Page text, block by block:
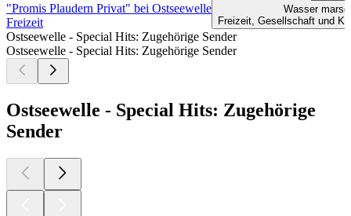
"Promis Plaudern Privat" bei Ostseewelle
Freizeit
Wasser
Freizeit, Gesellschaft und
Ostseewelle - Special Hits: Zugehörige Sender
Ostseewelle - Special Hits: Zugehörige Sender
Ostseewelle - Special Hits: Zugehörige
Sender